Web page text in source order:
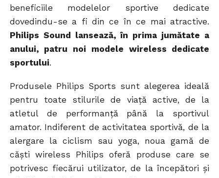
beneficiile modelelor sportive dedicate
dovedindu-se a fi din ce în ce mai atractive.
Philips Sound lansează, în prima jumătate a
anului, patru noi modele wireless dedicate
sportului.
Produsele Philips Sports sunt alegerea ideală
pentru toate stilurile de viață active, de la
atletul de performanță până la sportivul
amator. Indiferent de activitatea sportivă, de la
alergare la ciclism sau yoga, noua gamă de
căști wireless Philips oferă produse care se
potrivesc fiecărui utilizator, de la începători și